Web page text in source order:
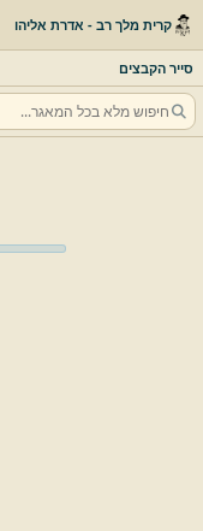
קרית מלך רב - אדרת אליהו
סייר הקבצים